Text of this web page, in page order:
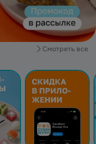
Смотреть все